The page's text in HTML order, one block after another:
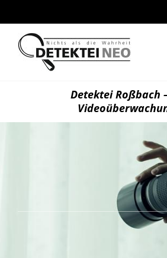
Inhalt
springen
Detektei Roßbach